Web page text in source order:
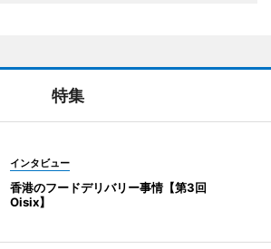
特集
インタビュー
香港のフードデリバリー事情【第3回
Oisix】